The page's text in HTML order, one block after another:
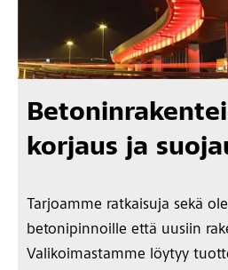
korjaus ja
Tarjoamme ratkaisuja sekä
betonipinnoille että uusiin
Valikoimastamme löytyy